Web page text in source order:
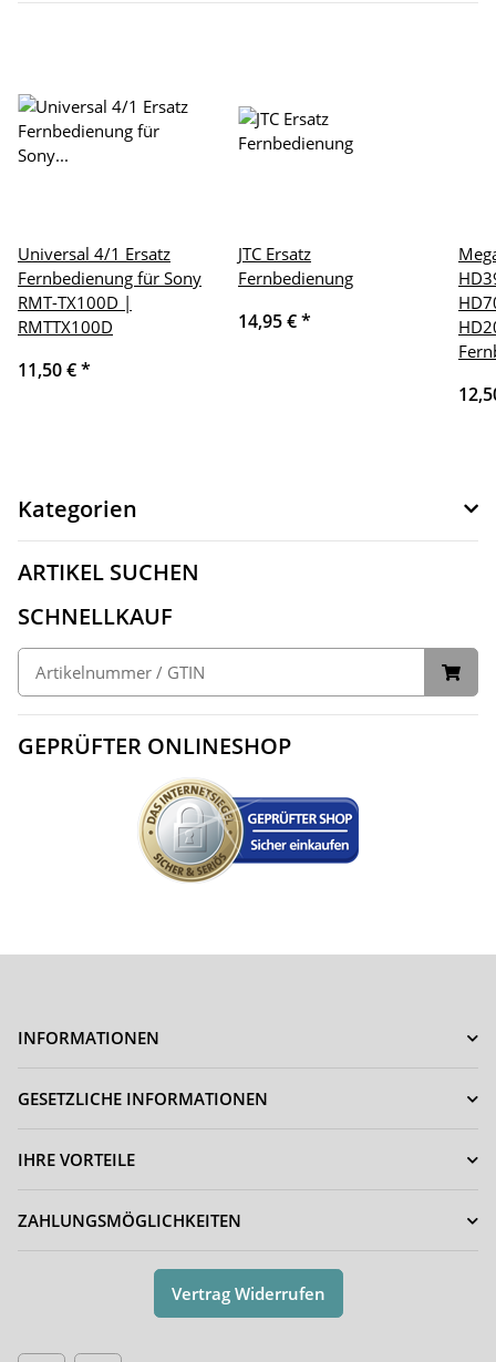
Universal 4/1 Ersatz
Fernbedienung für Sony
RMT-TX100D |
RMTTX100D
11,50 €*
JTC Ersatz
Fernbedienung
14,95 €*
Kategorien
ARTIKEL SUCHEN
SCHNELLKAUF
GEPRÜFTER ONLINESHOP
INFORMATIONEN
GESETZLICHE INFORMATIONEN
IHRE VORTEILE
ZAHLUNGSMÖGLICHKEITEN
Vertrag Widerrufen